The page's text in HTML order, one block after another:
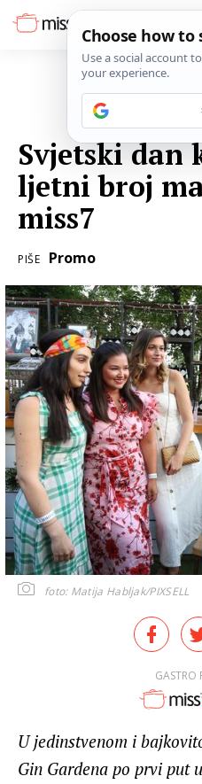
Svjetski dan
ljetni broj
miss7
PIŠE Promo
foto: Matija Habljak/PIXSELL
GASTRO
U jedinstvenom i
Gin Gardena po prvi put